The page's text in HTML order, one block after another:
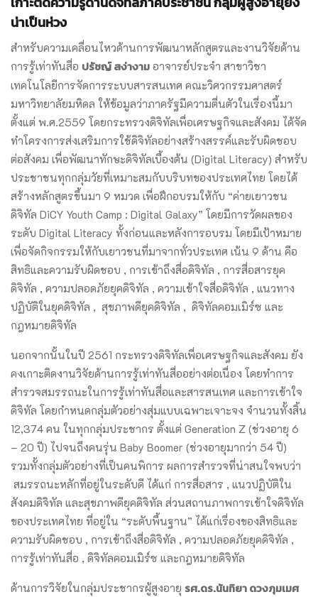
น่าเป็นห่วง
สำหรับความเคลื่อนไหวด้านการพัฒนาหลักสูตรและงานวิจัยด้าน
การรู้เท่าทันสื่อ ปรัชญ์ สง่างาม อาจารย์ประจำ สาขาวิชา
เทคโนโลยีการจัดการระบบสารสนเทศ คณะวิศวกรรมศาสตร์
มหาวิทยาลัยมหิดล ให้ข้อมูลว่าภาครัฐมีความตื่นตัวในเรื่องนี้มา
ตั้งแต่ พ.ศ.2559 โดยกระทรวงดิจิทัลเพื่อเศรษฐกิจและสังคม ได้จัด
ทำโครงการส่งเสริมการใช้ดิจิทัลอย่างสร้างสรรค์และรับผิดชอบ
ต่อสังคม เพื่อพัฒนาทักษะดิจิทัลเบื้องต้น (Digital Literacy) สำหรับ
ประชาชนทุกกลุ่มวัยที่เหมาะสมกับบริบทของประเทศไทย โดยได้
สร้างหลักสูตรขึ้นมา 9 หมวด เพื่อฝึกอบรมให้กับ “ค่ายเยาวชน
ดิจิทัล DiCY Youth Camp : Digital Galaxy” โดยมีการวัดผลของ
ระดับ Digital Literacy ทั้งก่อนและหลังการอบรม โดยมีเป้าหมาย
เพื่อจัดกิจกรรมให้กับเยาวชนที่มาจากทั่วประเทศ เน้น 9 ด้าน คือ
สิทธิและความรับผิดชอบ , การเข้าถึงสื่อดิจิทัล , การสื่อสารยุค
ดิจิทัล , ความปลอดภัยยุคดิจิทัล , ความเข้าใจสื่อดิจิทัล , แนวทาง
ปฏิบัติในยุคดิจิทัล , สุขภาพดียุคดิจิทัล , ดิจิทัลคอมเมิร์ซ และ
กฎหมายดิจิทัล
นอกจากนั้นในปี 2561 กระทรวงดิจิทัลเพื่อเศรษฐกิจและสังคม ยัง
คงเกาะติดงานวิจัยด้านการรู้เท่าทันสื่ออย่างต่อเนื่อง โดยทำการ
สำรวจสมรรถนะในการรู้เท่าทันสื่อและสารสนเทศ และการเข้าใจ
ดิจิทัล โดยกำหนดกลุ่มตัวอย่างสุ่มแบบเฉพาะเจาะจง จำนวนทั้งสิ้น
12,374 คน ในทุกกลุ่มประชากร ตั้งแต่ Generation Z (ช่วงอายุ 6
– 20 ปี) ไปจนถึงคนรุ่น Baby Boomer (ช่วงอายุมากว่า 54 ปี)
รวมทั้งกลุ่มตัวอย่างที่เป็นคนพิการ ผลการสำรวจที่น่าสนใจพบว่า
สมรรถนะหลักที่อยู่ในระดับดี ได้แก่ การสื่อสาร , แนวปฏิบัติใน
สังคมดิจิทัล และสุขภาพดียุคดิจิทัล ส่วนสถานภาพการเข้าใจดิจิทัล
ของประเทศไทย ที่อยู่ใน “ระดับพื้นฐาน” ได้แก่เรื่องของสิทธิและ
ความรับผิดชอบ , การเข้าถึงสื่อดิจิทัล , ความปลอดภัยยุคดิจิทัล ,
การรู้เท่าทันสื่อ , ดิจิทัลคอมเมิร์ซ และกฎหมายดิจิทัล
ด้านการวิจัยในกลุ่มประชากรผู้สูงอายุ รศ.ดร.นันทิยา ดวงภุมเมศ